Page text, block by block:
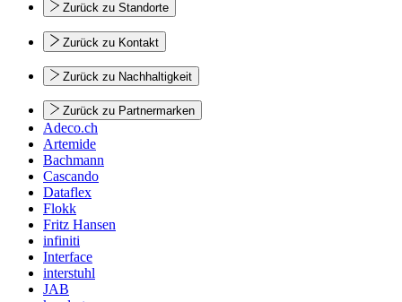
Zurück zu Standorte
Zurück zu Kontakt
Zurück zu Nachhaltigkeit
Zurück zu Partnermarken
Adeco.ch
Artemide
Bachmann
Cascando
Dataflex
Flokk
Fritz Hansen
infiniti
Interface
interstuhl
JAB